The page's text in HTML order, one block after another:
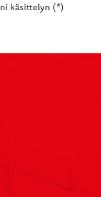
käsittelyn (*)